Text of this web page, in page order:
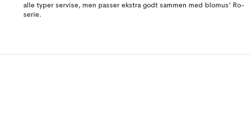
alle typer servise, men passer ekstra godt sammen med blomus' Ro-
serie.